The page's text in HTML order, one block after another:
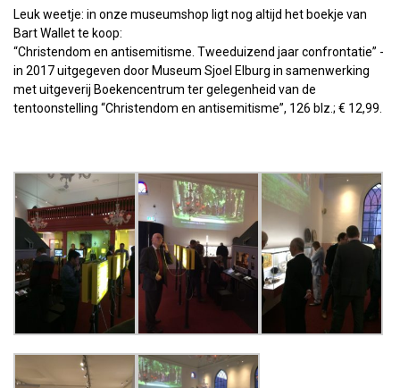
Leuk weetje: in onze museumshop ligt nog altijd het boekje van
Bart Wallet te koop:
“Christendom en antisemitisme. Tweeduizend jaar confrontatie” -
in 2017 uitgegeven door Museum Sjoel Elburg in samenwerking
met uitgeverij Boekencentrum ter gelegenheid van de
tentoonstelling “Christendom en antisemitisme”, 126 blz.; € 12,99.